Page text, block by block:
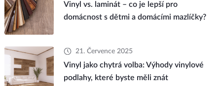
Vinyl vs. laminát – co je lepší pro
domácnost s dětmi a domácími mazlíčky?
21. Července 2025
Vinyl jako chytrá volba: Výhody vinylové
podlahy, které byste měli znát